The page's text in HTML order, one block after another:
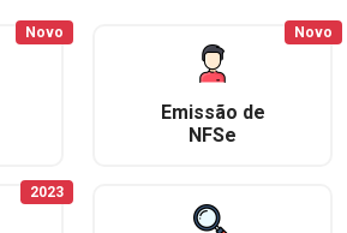
Novo
Emissão de
NFSe
Novo
2023